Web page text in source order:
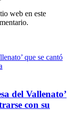
web en este
del Vallenato’
con su